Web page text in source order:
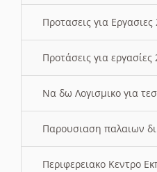
Προτασεις για
Προτάσεις για
Να δω Λογισμικο για
Παρουσιαση παλαιων
Περιφερειακο Κεντρο